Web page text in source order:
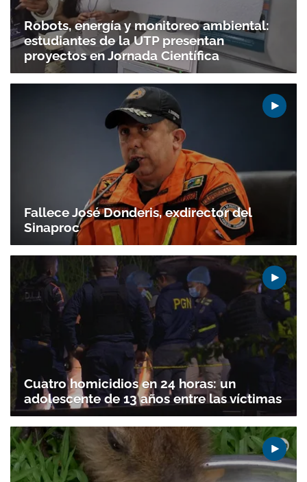
Gracias por suscribirte a nuestro boletín.
Robots, energía y monitoreo ambiental:
estudiantes de la UTP presentan
proyectos en Jornada Científica
Fallece José Donderis, exdirector del
Sinaproc
Cuatro homicidios en 24 horas: un
adolescente de 13 años entre las víctimas